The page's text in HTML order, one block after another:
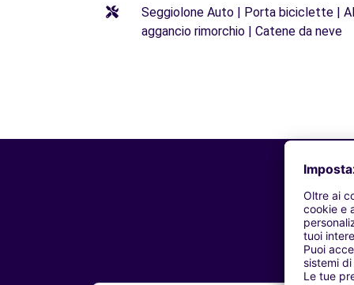
Seggiolone Auto | Porta biciclette |
aggancio rimorchio | Catene da neve